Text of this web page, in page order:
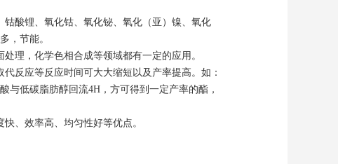
酸锂、氧化钴、氧化铋、氧化（亚）镍、氧化
，节能。
理，化学色相合成等领域都有一定的应用。
反应等反应时间可大大缩短以及产率提高。如：
与低碳脂肪醇回流4H，方可得到一定产率的酯，
、效率高、均匀性好等优点。